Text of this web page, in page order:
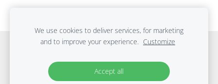
Catalog Delivery
Regulations
Privacy Policy
Cookies
We use cookies to deliver services, for marketing
and to improve your experience. Customize
Accept all